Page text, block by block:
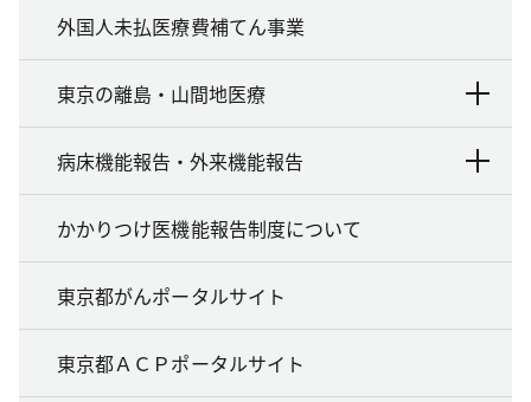
外国人未払医療費補てん事業
東京の離島・山間地医療
病床機能報告・外来機能報告
かかりつけ医機能報告制度について
東京都がんポータルサイト
東京都ＡＣＰポータルサイト